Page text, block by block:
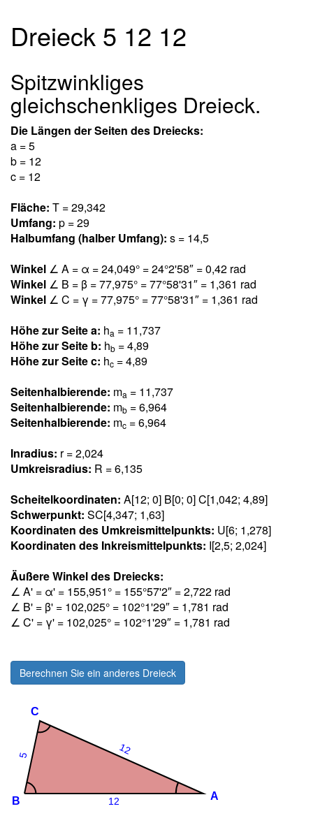
Dreieck 5 12 12
Spitzwinkliges
gleichschenkliges Dreieck.
Die Längen der Seiten des Dreiecks:
a = 5
b = 12
c = 12
Fläche: T = 29,342
Umfang: p = 29
Halbumfang (halber Umfang): s = 14,5
Winkel ∠ A = α = 24,049° = 24°2'58″ = 0,42 rad
Winkel ∠ B = β = 77,975° = 77°58'31″ = 1,361 rad
Winkel ∠ C = γ = 77,975° = 77°58'31″ = 1,361 rad
Höhe zur Seite a: ha = 11,737
Höhe zur Seite b: hb = 4,89
Höhe zur Seite c: hc = 4,89
Seitenhalbierende: ma = 11,737
Seitenhalbierende: mb = 6,964
Seitenhalbierende: mc = 6,964
Inradius: r = 2,024
Umkreisradius: R = 6,135
Scheitelkoordinaten: A[12; 0] B[0; 0] C[1,042; 4,89]
Schwerpunkt: SC[4,347; 1,63]
Koordinaten des Umkreismittelpunkts: U[6; 1,278]
Koordinaten des Inkreismittelpunkts: I[2,5; 2,024]
Äußere Winkel des Dreiecks:
∠ A' = α' = 155,951° = 155°57'2″ = 2,722 rad
∠ B' = β' = 102,025° = 102°1'29″ = 1,781 rad
∠ C' = γ' = 102,025° = 102°1'29″ = 1,781 rad
Berechnen Sie ein anderes Dreieck